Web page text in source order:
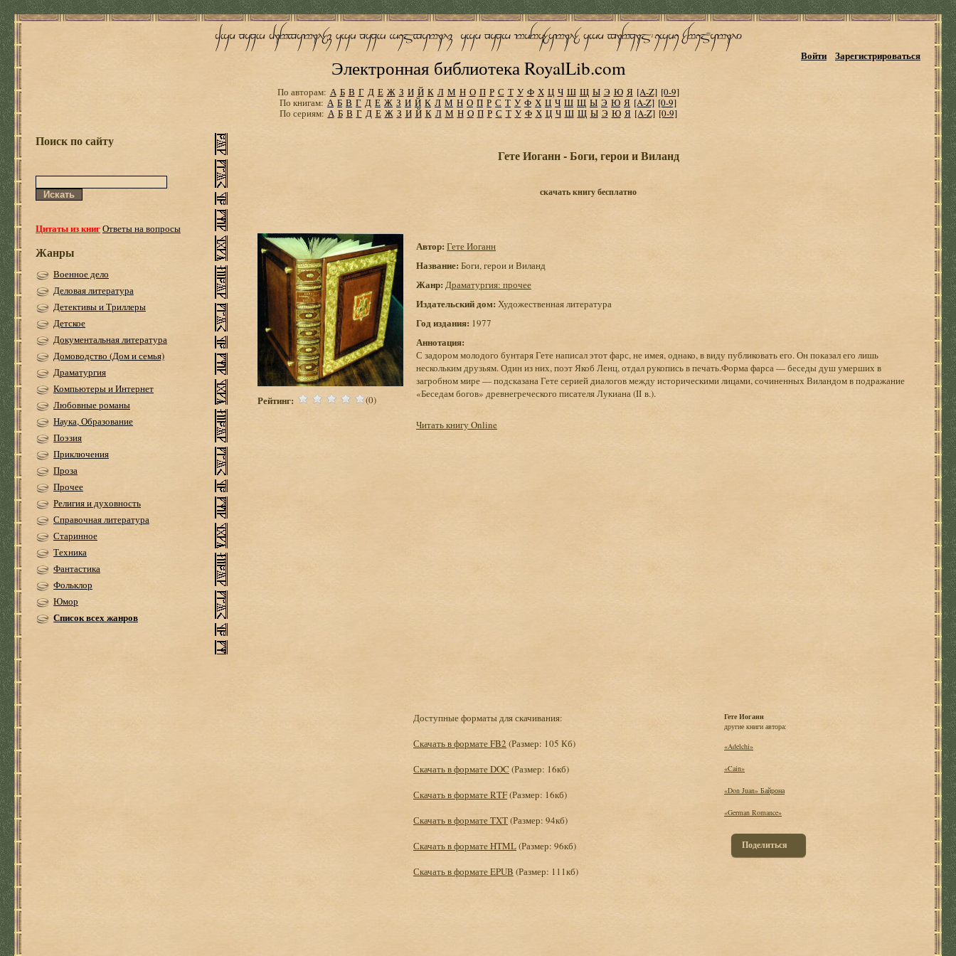
Электронная библиотека RoyalLib.com
Войти Зарегистрироваться
По авторам: А Б В Г Д Е Ж З И Й К Л М Н О П Р С Т У Ф Х Ц Ч Ш Щ Ы Э Ю Я [A-Z] [0-9]
По книгам: А Б В Г Д Е Ж З И Й К Л М Н О П Р С Т У Ф Х Ц Ч Ш Щ Ы Э Ю Я [A-Z] [0-9]
По сериям: А Б В Г Д Е Ж З И Й К Л М Н О П Р С Т У Ф Х Ц Ч Ш Щ Ы Э Ю Я [A-Z] [0-9]
Поиск по сайту
Цитаты из книгОтветы на вопросы
Жанры
Военное дело
Деловая литература
Детективы и Триллеры
Детское
Документальная литература
Домоводство (Дом и семья)
Драматургия
Компьютеры и Интернет
Любовные романы
Наука, Образование
Поэзия
Приключения
Проза
Прочее
Религия и духовность
Справочная литература
Старинное
Техника
Фантастика
Фольклор
Юмор
Список всех жанров
Гете Иоганн - Боги, герои и Виланд
скачать книгу бесплатно
Рейтинг: (0)
Автор: Гете Иоганн
Название: Боги, герои и Виланд
Жанр: Драматургия: прочее
Издательский дом: Художественная литература
Год издания: 1977
Аннотация:
С задором молодого бунтаря Гете написал этот фарс, не имея, однако, в виду публиковать его. Он показал его лишь
нескольким друзьям. Один из них, поэт Якоб Ленц, отдал рукопись в печать.Форма фарса — беседы душ умерших в
загробном мире — подсказана Гете серией диалогов между историческими лицами, сочиненных Виландом в подражание
«Беседам богов» древнегреческого писателя Лукиана (II в.).
Читать книгу Online
Доступные форматы для скачивания:
Скачать в формате FB2 (Размер: 105 Кб)
Скачать в формате DOC (Размер: 16кб)
Скачать в формате RTF(Размер: 16кб)
Скачать в формате TXT(Размер: 94кб)
Скачать в формате HTML(Размер: 96кб)
Скачать в формате EPUB (Размер: 111кб)
Гете Иоганн
другие книги автора:
«Adelchi»
«Cain»
«Don Juan» Байрона
«German Romance»
Поделиться